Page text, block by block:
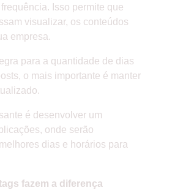
Isso permite que
visualizar, os conteúdos
empresa.
para a quantidade de dias
o mais importante é manter
é desenvolver um
onde serão
dias e horários para
fazem a diferença